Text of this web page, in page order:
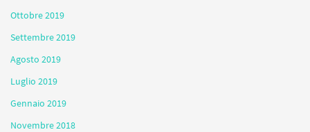
Ottobre 2019
Settembre 2019
Agosto 2019
Luglio 2019
Gennaio 2019
Novembre 2018